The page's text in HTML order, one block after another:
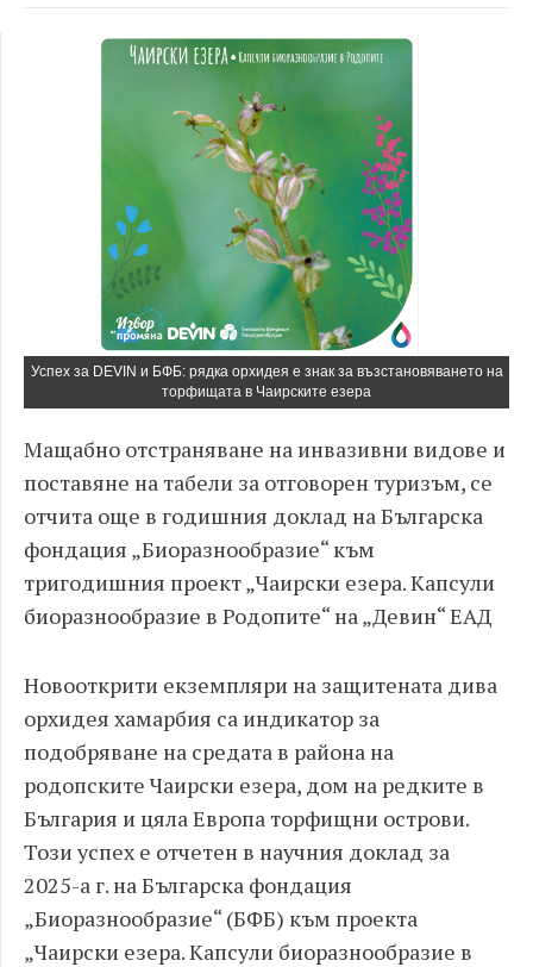
Успех за DEVIN и БФБ: рядка орхидея е знак за възстановяването на
торфищата в Чаирските езера
Мащабно отстраняване на инвазивни видове и
поставяне на табели за отговорен туризъм, се
отчита още в годишния доклад на Българска
фондация „Биоразнообразие“ към
тригодишния проект „Чаирски езера. Капсули
биоразнообразие в Родопите“ на „Девин“ ЕАД
Новооткрити екземпляри на защитената дива
орхидея хамарбия са индикатор за
подобряване на средата в района на
родопските Чаирски езера, дом на редките в
България и цяла Европа торфищни острови.
Този успех е отчетен в научния доклад за
2025-а г. на Българска фондация
„Биоразнообразие“ (БФБ) към проекта
„Чаирски езера. Капсули биоразнообразие в